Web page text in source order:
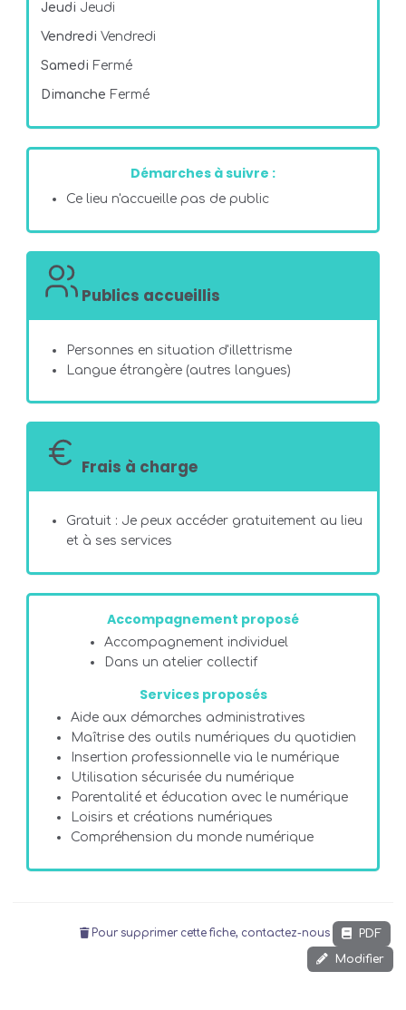
Jeudi Jeudi
Vendredi Vendredi
Samedi Fermé
Dimanche Fermé
Démarches à suivre :
Ce lieu n'accueille pas de public
Publics accueillis
Personnes en situation d'illettrisme
Langue étrangère (autres langues)
Frais à charge
Gratuit : Je peux accéder gratuitement au lieu
et à ses services
Accompagnement proposé
Accompagnement individuel
Dans un atelier collectif
Services proposés
Aide aux démarches administratives
Maîtrise des outils numériques du quotidien
Insertion professionnelle via le numérique
Utilisation sécurisée du numérique
Parentalité et éducation avec le numérique
Loisirs et créations numériques
Compréhension du monde numérique
Pour supprimer cette fiche, contactez-nous
PDF
Modifier